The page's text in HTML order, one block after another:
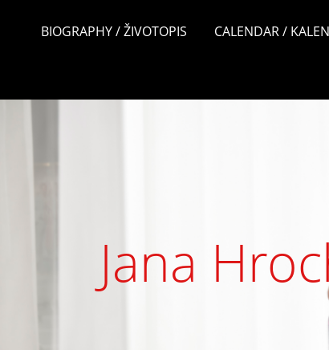
BIOGRAPHY / ŽIVOTOPIS CALENDAR /
Jana